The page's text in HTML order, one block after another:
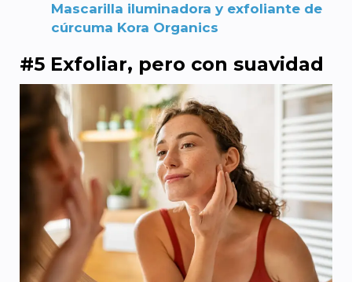
Mascarilla iluminadora y exfoliante de
cúrcuma Kora Organics
#5 Exfoliar, pero con suavidad